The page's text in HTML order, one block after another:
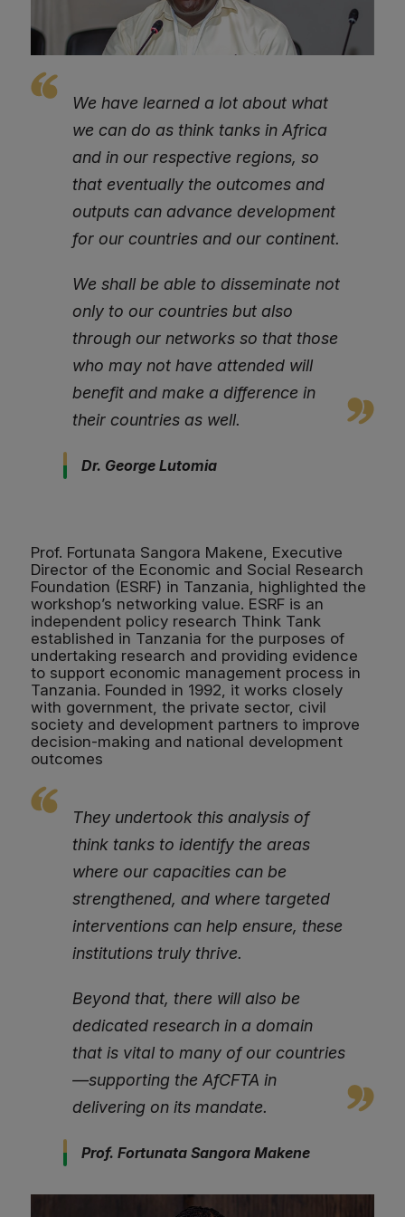
We have learned a lot about what
we can do as think tanks in Africa
and in our respective regions, so
that eventually the outcomes and
outputs can advance development
for our countries and our continent.
We shall be able to disseminate not
only to our countries but also
through our networks so that those
who may not have attended will
benefit and make a difference in
their countries as well.
Dr. George Lutomia
Prof. Fortunata Sangora Makene, Executive
Director of the Economic and Social Research
Foundation (ESRF) in Tanzania, highlighted the
workshop’s networking value. ESRF is an
independent policy research Think Tank
established in Tanzania for the purposes of
undertaking research and providing evidence
to support economic management process in
Tanzania. Founded in 1992, it works closely
with government, the private sector, civil
society and development partners to improve
decision-making and national development
outcomes
They undertook this analysis of
think tanks to identify the areas
where our capacities can be
strengthened, and where targeted
interventions can help ensure, these
institutions truly thrive.
Beyond that, there will also be
dedicated research in a domain
that is vital to many of our countries
—supporting the AfCFTA in
delivering on its mandate.
Prof. Fortunata Sangora Makene